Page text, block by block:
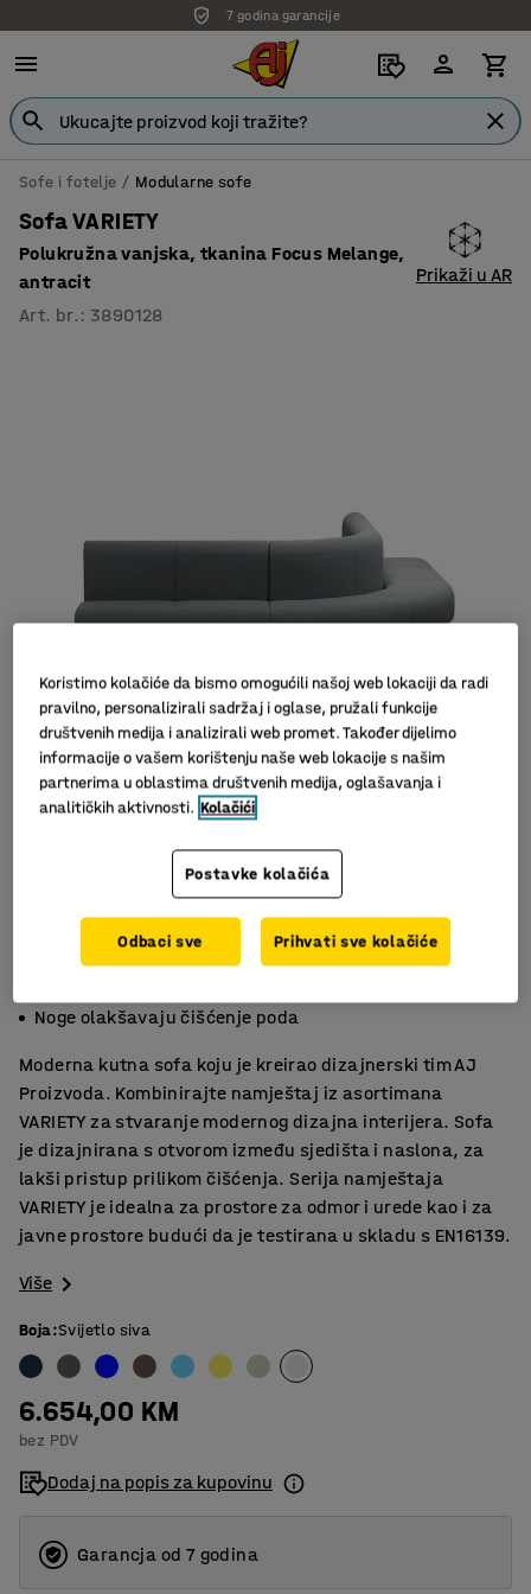
7 godina garancije
Sofe i fotelje Modularne sofe
Sofa VARIETY
Polukružna vanjska, tkanina Focus Melange,
antracit
Art. br. : 3890128
Prikaži u AR
Praktičan namještaj
Noge olakšavaju čišćenje poda
Moderna kutna sofa koju je kreirao dizajnerski tim AJ
Proizvoda. Kombinirajte namještaj iz asortimana
VARIETY za stvaranje modernog dizajna interijera. Sofa
je dizajnirana s otvorom između sjedišta i naslona, za
lakši pristup prilikom čišćenja. Serija namještaja
VARIETY je idealna za prostore za odmor i urede kao i za
javne prostore budući da je testirana u skladu s EN16139.
Više
Boja:Svijetlo siva
6.654,00 KM
bez PDV
Dodaj na popis za kupovinu
Garancja od 7 godina
Koristimo kolačiće da bismo omogućili našoj web lokaciji da radi
pravilno, personalizirali sadržaj i oglase, pružali funkcije
društvenih medija i analizirali web promet. Također dijelimo
informacije o vašem korištenju naše web lokacije s našim
partnerima u oblastima društvenih medija, oglašavanja i
analitičkih aktivnosti. Kolačići
Postavke kolačića
Odbaci sve Prihvati sve kolačiće